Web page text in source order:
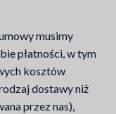
musimy
płatności, w tym
kosztów
dostawy niż
przez nas),